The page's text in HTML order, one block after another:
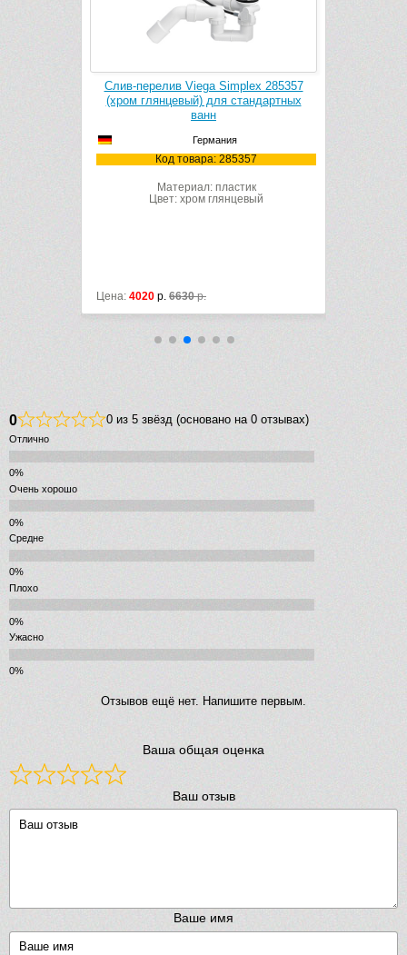
Слив-перелив Viega Simplex 285357
(хром глянцевый) для стандартных
ванн
Германия
Код товара: 285357
Материал: пластик
Цвет: хром глянцевый
Цена: 4020 р. 6630р. Цена:
0 0 из 5 звёзд (основано на 0 отзывах)
Отлично
Очень хорошо
Средне
Плохо
Ужасно
Отзывов ещё нет. Напишите первым.
Ваша общая оценка
Ваш отзыв
Ваше имя